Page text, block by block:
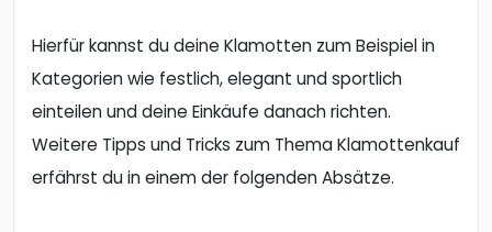
erfährst du in einem der folgenden Absätze.
Fashion-Geschichte